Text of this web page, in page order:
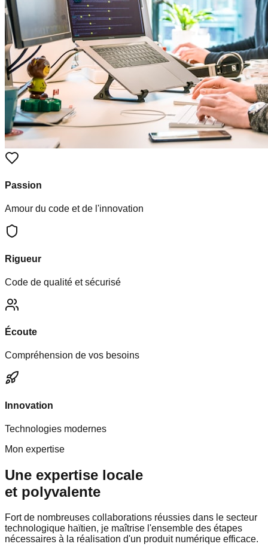
Passion
Amour du code et de l'innovation
Rigueur
Code de qualité et sécurisé
Écoute
Compréhension de vos besoins
Innovation
Technologies modernes
Mon expertise
Une expertise locale
et polyvalente
Fort de nombreuses collaborations réussies dans le secteur
technologique haïtien, je maîtrise l'ensemble des étapes
nécessaires à la réalisation d'un produit numérique efficace.